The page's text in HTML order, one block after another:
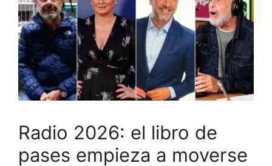
Radio 2026: el libro de
pases empieza a moverse